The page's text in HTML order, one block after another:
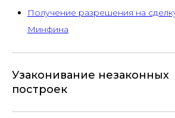
Получение разрешения на
Минфина
Узаконивание незаконных
построек